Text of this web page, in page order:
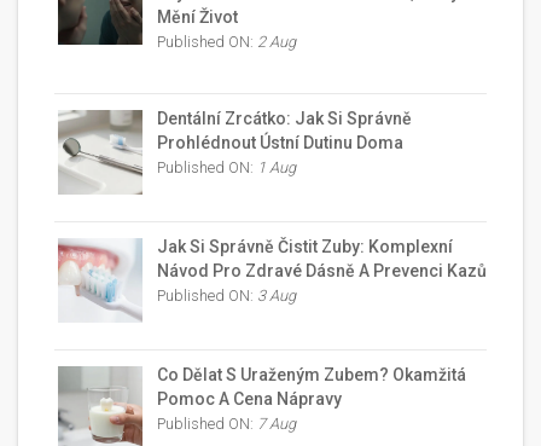
Mění Život
Published ON: 2 Aug
Dentální Zrcátko: Jak Si Správně
Prohlédnout Ústní Dutinu Doma
Published ON: 1 Aug
Jak Si Správně Čistit Zuby: Komplexní
Návod Pro Zdravé Dásně A Prevenci Kazů
Published ON: 3 Aug
Co Dělat S Uraženým Zubem? Okamžitá
Pomoc A Cena Nápravy
Published ON: 7 Aug